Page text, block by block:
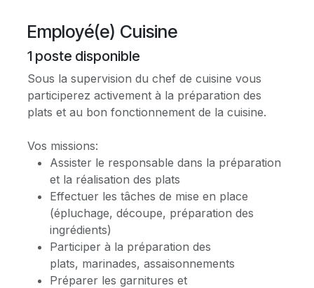
Employé(e) Cuisine
1 poste disponible
Sous la supervision du chef de cuisine vous
participerez activement à la préparation des
plats et au bon fonctionnement de la cuisine.
Vos missions:
Assister le responsable dans la préparation
et la réalisation des plats
Effectuer les tâches de mise en place
(épluchage, découpe, préparation des
ingrédients)
Participer à la préparation des
plats, marinades, assaisonnements
Préparer les garnitures et